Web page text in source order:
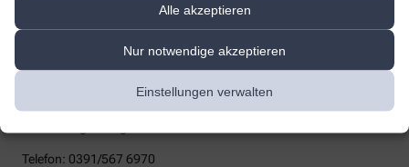
Alle akzeptieren
Nur notwendige akzeptieren
Einstellungen verwalten
Marktüberwachungsbehörde wenden:
Barrierefreiheit von Produkten und Dienstleistungen
c/o Ministerium für Arbeit, Soziales, Gesundheit und
Gleichstellung Sachsen-Anhalt
Postfach 39 11 55
Telefon: 0391/567 6970